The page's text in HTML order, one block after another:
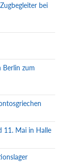
bei
Berlin zum
11. Mai in Halle